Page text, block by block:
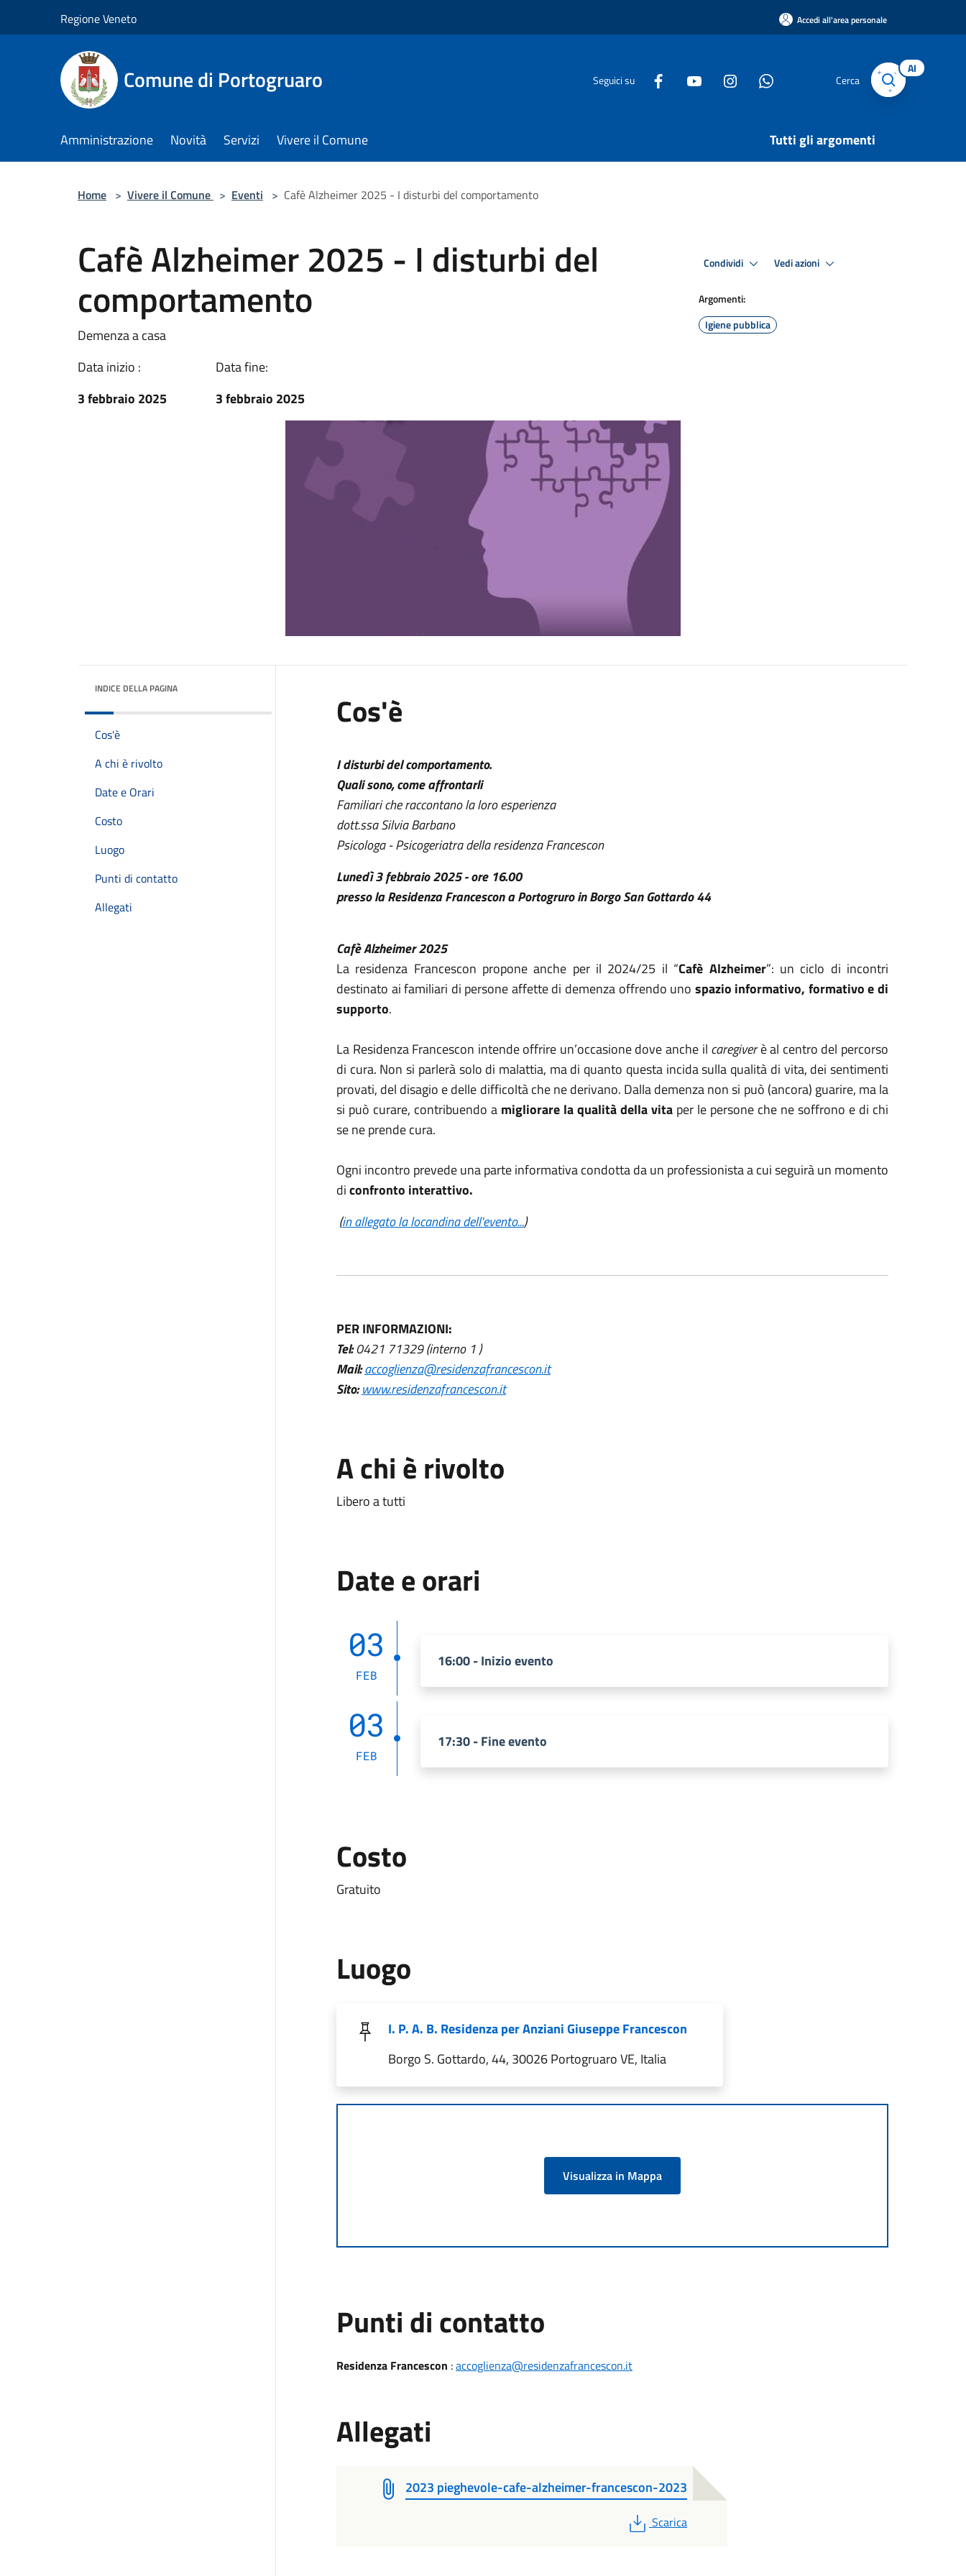
Regione Veneto Accedi all'area personale
Comune di Portogruaro Seguici su Cerca
AI
Amministrazione Novità Servizi Vivere il Comune Tutti gli argomenti
Home > Vivere il Comune > Eventi > Cafè Alzheimer 2025 - I disturbi del comportamento
Cafè Alzheimer 2025 - I disturbi del
comportamento
Demenza a casa
Data inizio :
3 febbraio 2025
Data fine:
3 febbraio 2025
Condividi Vedi azioni
Argomenti:
Igiene pubblica
INDICE DELLA PAGINA
Cos'è
A chi è rivolto
Date e Orari
Costo
Luogo
Punti di contatto
Allegati
Cos'è
I disturbi del comportamento.
Quali sono, come affrontarli
Familiari che raccontano la loro esperienza
dott.ssa Silvia Barbano
Psicologa - Psicogeriatra della residenza Francescon
Lunedì 3 febbraio 2025 - ore 16.00
presso la Residenza Francescon a Portogruro in Borgo San Gottardo 44
Cafè Alzheimer 2025
La residenza Francescon propone anche per il 2024/25 il “Cafè Alzheimer”: un ciclo di incontri
destinato ai familiari di persone affette di demenza offrendo uno spazio informativo, formativo e di
supporto.
La Residenza Francescon intende offrire un’occasione dove anche il caregiverè al centro del percorso
di cura. Non si parlerà solo di malattia, ma di quanto questa incida sulla qualità di vita, dei sentimenti
provati, del disagio e delle difficoltà che ne derivano. Dalla demenza non si può (ancora) guarire, ma la
si può curare, contribuendo a migliorare la qualità della vitaper le persone che ne soffrono e di chi
se ne prende cura.
Ogni incontro prevede una parte informativa condotta da un professionista a cui seguirà un momento
diconfronto interattivo.
(in allegato la locandina dell'evento...)
PER INFORMAZIONI:
Tel:0421 71329 (interno 1 )
Mail:accoglienza@residenzafrancescon.it
Sito:www.residenzafrancescon.it
A chi è rivolto
Libero a tutti
Date e orari
03
FEB
16:00 - Inizio evento
03
FEB
17:30 - Fine evento
Costo
Gratuito
Luogo
I. P. A. B. Residenza per Anziani Giuseppe Francescon
Borgo S. Gottardo, 44, 30026 Portogruaro VE, Italia
Visualizza in Mappa
Punti di contatto
Residenza Francescon :accoglienza@residenzafrancescon.it
Allegati
2023 pieghevole-cafe-alzheimer-francescon-2023
PDF
Scarica